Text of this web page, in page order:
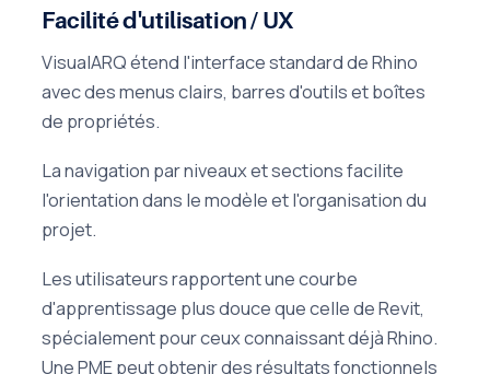
Facilité d'utilisation / UX
VisualARQ étend l'interface standard de Rhino
avec des menus clairs, barres d'outils et boîtes
de propriétés.
La navigation par niveaux et sections facilite
l'orientation dans le modèle et l'organisation du
projet.
Les utilisateurs rapportent une courbe
d'apprentissage plus douce que celle de Revit,
spécialement pour ceux connaissant déjà Rhino.
Une PME peut obtenir des résultats fonctionnels